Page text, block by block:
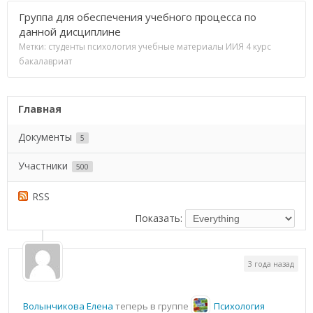
Группа для обеспечения учебного процесса по
данной дисциплине
Метки: студенты психология учебные материалы ИИЯ 4 курс
бакалавриат
Главная
Документы 5
Участники 500
RSS
Показать:
Волынчикова Елена теперь в группе
Психология
3 года назад